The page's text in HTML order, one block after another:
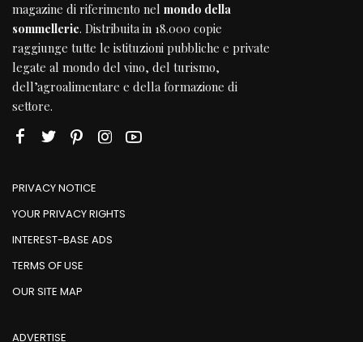
magazine di riferimento nel mondo della
sommellerie. Distribuita in 18.000 copie
raggiunge tutte le istituzioni pubbliche e private
legate al mondo del vino, del turismo,
dell’agroalimentare e della formazione di
settore.
PRIVACY NOTICE
YOUR PRIVACY RIGHTS
INTEREST-BASE ADS
TERMS OF USE
OUR SITE MAP
ADVERTISE